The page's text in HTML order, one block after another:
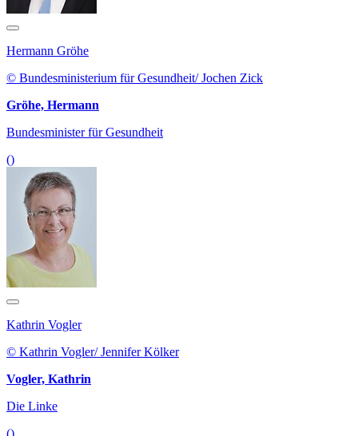
Hermann Gröhe
© Bundesministerium für Gesundheit/ Jochen Zick
Gröhe, Hermann
Bundesminister für Gesundheit
()
Kathrin Vogler
© Kathrin Vogler/ Jennifer Kölker
Vogler, Kathrin
Die Linke
()